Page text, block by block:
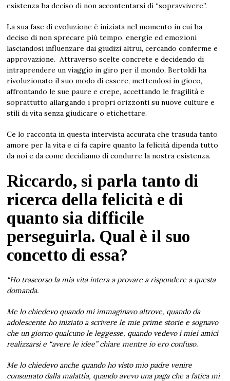
esistenza ha deciso di non accontentarsi di “sopravvivere”.
La sua fase di evoluzione è iniziata nel momento in cui ha
deciso di non sprecare più tempo, energie ed emozioni
lasciandosi influenzare dai giudizi altrui, cercando conferme e
approvazione. Attraverso scelte concrete e decidendo di
intraprendere un viaggio in giro per il mondo, Bertoldi ha
rivoluzionato il suo modo di essere, mettendosi in gioco,
affrontando le sue paure e crepe, accettando le fragilità e
soprattutto allargando i propri orizzonti su nuove culture e
stili di vita senza giudicare o etichettare.
Ce lo racconta in questa intervista accurata che trasuda tanto
amore per la vita e ci fa capire quanto la felicità dipenda tutto
da noi e da come decidiamo di condurre la nostra esistenza.
Riccardo, si parla tanto di
ricerca della felicità e di
quanto sia difficile
perseguirla. Qual è il suo
concetto di essa?
“Ho trascorso la mia vita intera a provare a rispondere a questa
domanda.
Me lo chiedevo quando mi immaginavo altrove, quando da
adolescente ho iniziato a scrivere le mie prime storie e sognavo
che un giorno qualcuno le leggesse, quando vedevo i miei amici
realizzarsi e “avere le idee” chiare mentre io ero confuso.
Me lo chiedevo anche quando ho visto mio padre venire
consumato dalla malattia, quando avevo una paga che a fatica mi